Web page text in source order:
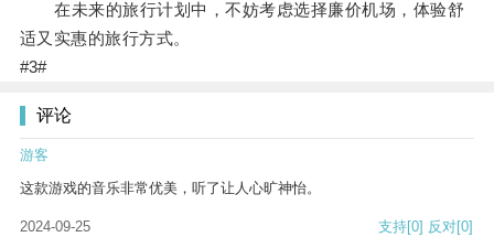
在未来的旅行计划中，不妨考虑选择廉价机场，体验舒
适又实惠的旅行方式。
#3#
评论
游客
这款游戏的音乐非常优美，听了让人心旷神怡。
2024-09-25 支持[0] 反对[0]